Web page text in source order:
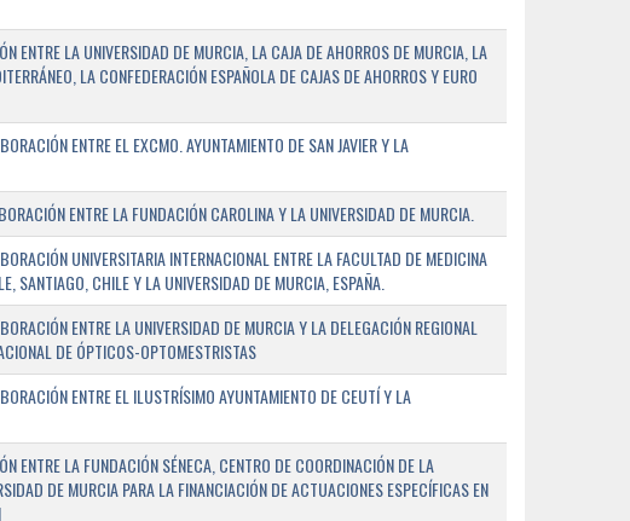
ENTRE LA UNIVERSIDAD DE MURCIA, LA CAJA DE AHORROS DE MURCIA, LA
LA CONFEDERACIÓN ESPAÑOLA DE CAJAS DE AHORROS Y EURO
ENTRE EL EXCMO. AYUNTAMIENTO DE SAN JAVIER Y LA
ENTRE LA FUNDACIÓN CAROLINA Y LA UNIVERSIDAD DE MURCIA.
UNIVERSITARIA INTERNACIONAL ENTRE LA FACULTAD DE MEDICINA
SANTIAGO, CHILE Y LA UNIVERSIDAD DE MURCIA, ESPAÑA.
ENTRE LA UNIVERSIDAD DE MURCIA Y LA DELEGACIÓN REGIONAL
DE ÓPTICOS-OPTOMESTRISTAS
ENTRE EL ILUSTRÍSIMO AYUNTAMIENTO DE CEUTÍ Y LA
ENTRE LA FUNDACIÓN SÉNECA, CENTRO DE COORDINACIÓN DE LA
DE MURCIA PARA LA FINANCIACIÓN DE ACTUACIONES ESPECÍFICAS EN